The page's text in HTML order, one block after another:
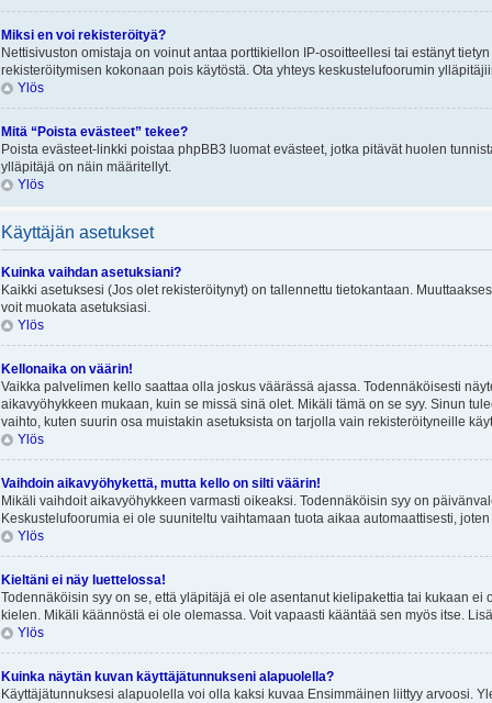
Miksi en voi rekisteröityä?
Nettisivuston omistaja on voinut antaa porttikiellon IP-osoitteellesi tai estänyt
rekisteröitymisen kokonaan pois käytöstä. Ota yhteys keskustelufoorumin
Ylös
Mitä “Poista evästeet” tekee?
Poista evästeet-linkki poistaa phpBB3 luomat evästeet, jotka pitävät huolen
ylläpitäjä on näin määritellyt.
Ylös
Käyttäjän asetukset
Kuinka vaihdan asetuksiani?
Kaikki asetuksesi (Jos olet rekisteröitynyt) on tallennettu tietokantaan.
voit muokata asetuksiasi.
Ylös
Kellonaika on väärin!
Vaikka palvelimen kello saattaa olla joskus väärässä ajassa. Todennäköisesti
aikavyöhykkeen mukaan, kuin se missä sinä olet. Mikäli tämä on se syy. Sinun
vaihto, kuten suurin osa muistakin asetuksista on tarjolla vain rekisteröityneille
Ylös
Vaihdoin aikavyöhykettä, mutta kello on silti väärin!
Mikäli vaihdoit aikavyöhykkeen varmasti oikeaksi. Todennäköisin syy on
Keskustelufoorumia ei ole suuniteltu vaihtamaan tuota aikaa automaattisesti,
Ylös
Kieltäni ei näy luettelossa!
Todennäköisin syy on se, että yläpitäjä ei ole asentanut kielipakettia tai kukaan
kielen. Mikäli käännöstä ei ole olemassa. Voit vapaasti kääntää sen myös itse.
Ylös
Kuinka näytän kuvan käyttäjätunnukseni alapuolella?
Käyttäjätunnuksesi alapuolella voi olla kaksi kuvaa Ensimmäinen liittyy arvoosi.